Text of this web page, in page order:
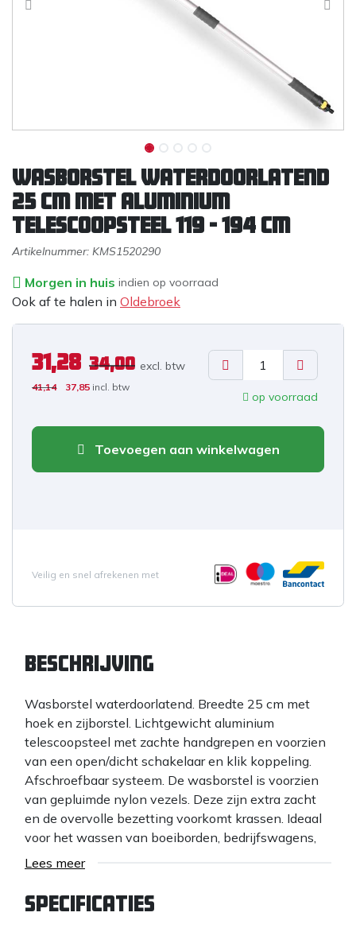
Wasborstel waterdoorlatend
25 cm met aluminium
telescoopsteel 119 - 194 cm
Artikelnummer: KMS1520290
Morgen in huis indien op voorraad
Ook af te halen in Oldebroek
31,28 34,00 excl. btw
41,14 37,85 incl. btw
op voorraad
Toevoegen aan winkelwagen
Veilig en snel afrekenen met
Beschrijving
Wasborstel waterdoorlatend. Breedte 25 cm met
hoek en zijborstel. Lichtgewicht aluminium
telescoopsteel met zachte handgrepen en voorzien
van een open/dicht schakelaar en klik koppeling.
Afschroefbaar systeem. De wasborstel is voorzien
van gepluimde nylon vezels. Deze zijn extra zacht
en de overvolle bezetting voorkomt krassen. Ideaal
voor het wassen van boeiborden, bedrijfswagens,
campers, zonnepanelen etc. Uitschuifbare lengte
haren naar boven.
Lees meer
Specificaties